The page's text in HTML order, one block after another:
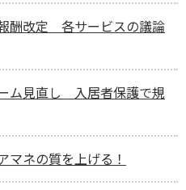
酬改定 各サービスの議論
ム見直し 入居者保護で規
マネの質を上げる！